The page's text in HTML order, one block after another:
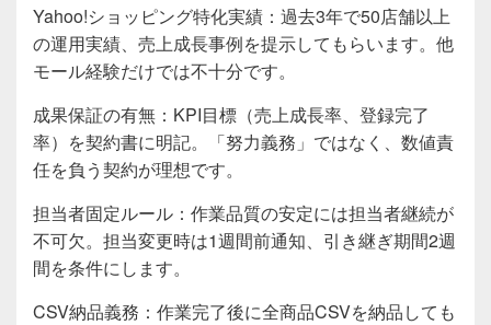
Yahoo!ショッピング特化実績：過去3年で50店舗以上
の運用実績、売上成長事例を提示してもらいます。他
モール経験だけでは不十分です。
成果保証の有無：KPI目標（売上成長率、登録完了
率）を契約書に明記。「努力義務」ではなく、数値責
任を負う契約が理想です。
担当者固定ルール：作業品質の安定には担当者継続が
不可欠。担当変更時は1週間前通知、引き継ぎ期間2週
間を条件にします。
CSV納品義務：作業完了後に全商品CSVを納品しても